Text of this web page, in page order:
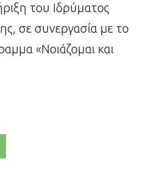
του Ιδρύματος
σε συνεργασία με το
«Νοιάζομαι και